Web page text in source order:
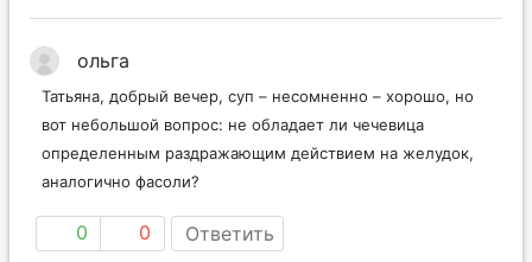
ольга
Татьяна, добрый вечер, суп – несомненно – хорошо, но
вот небольшой вопрос: не обладает ли чечевица
определенным раздражающим действием на желудок,
аналогично фасоли?
0 0 Ответить